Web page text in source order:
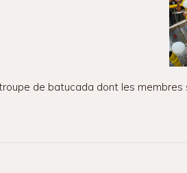
de batucada dont les